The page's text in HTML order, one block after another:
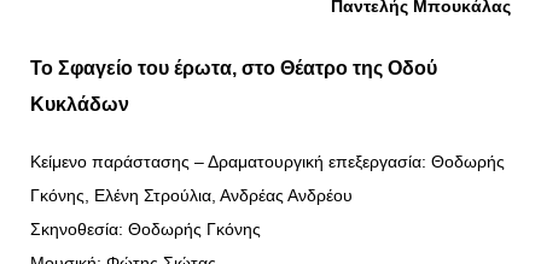
Παντελής Μπουκάλας
Το Σφαγείο του έρωτα, στο Θέατρο της Οδού
Κυκλάδων
Κείμενο παράστασης – Δραματουργική επεξεργασία: Θοδωρής
Γκόνης, Ελένη Στρούλια, Ανδρέας Ανδρέου
Σκηνοθεσία: Θοδωρής Γκόνης